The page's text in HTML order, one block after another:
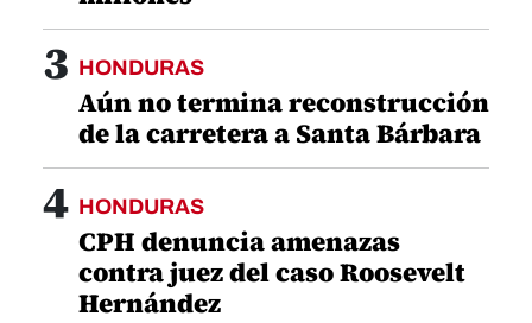
3 HONDURAS
Aún no termina reconstrucción
de la carretera a Santa Bárbara
4 HONDURAS
CPH denuncia amenazas
contra juez del caso Roosevelt
Hernández